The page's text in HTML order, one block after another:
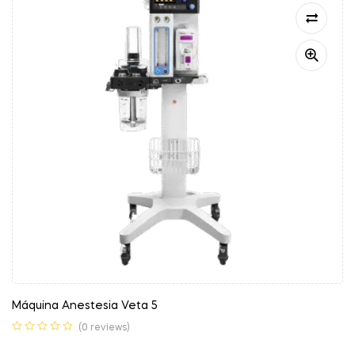
Máquina Anestesia Veta 5
(0 reviews)